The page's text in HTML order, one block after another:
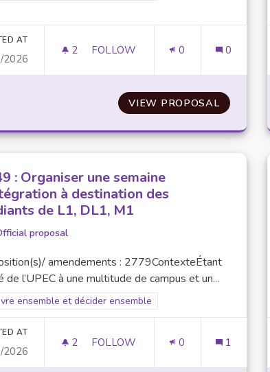
AT
2026
2 2 FOLLOWERS
FOLLOW 0 0
VIEW PROPOSALN° 47 :
: Organiser une semaine
à destination des
de L1, DL1, M1
proposal
amendements : 2779ContexteÉtant
de l’UPEC à une multitude de campus et un...
results for scope: 5. Vivre ensemble et décider ensemble
ensemble et décider ensemble
AT
2026
2 2 FOLLOWERS
FOLLOW
N° 49 : ORGANISER UNE
0 1